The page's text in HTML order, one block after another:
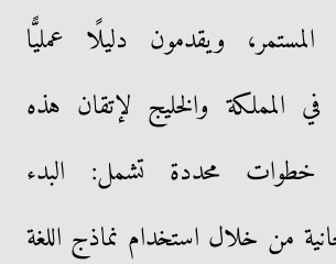
المستمر، ويقدمون دليلًا عمليًّا
في المملكة والخليج لإتقان هذه
خطوات محددة تشمل: البدء
من خلال استخدام نماذج اللغة